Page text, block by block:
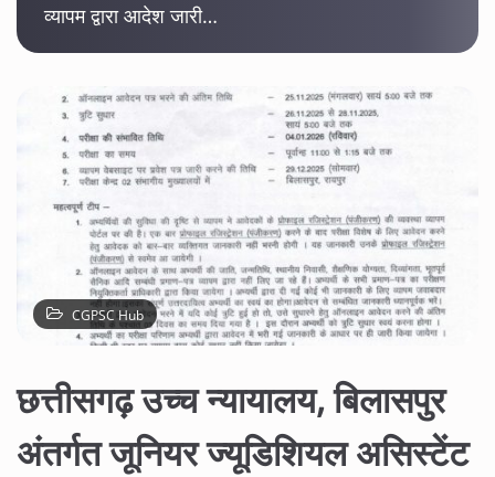
व्यापम द्वारा आदेश जारी…
CGPSC Hub
छत्तीसगढ़ उच्च न्यायालय, बिलासपुर
अंतर्गत जूनियर ज्यूडिशियल असिस्टेंट